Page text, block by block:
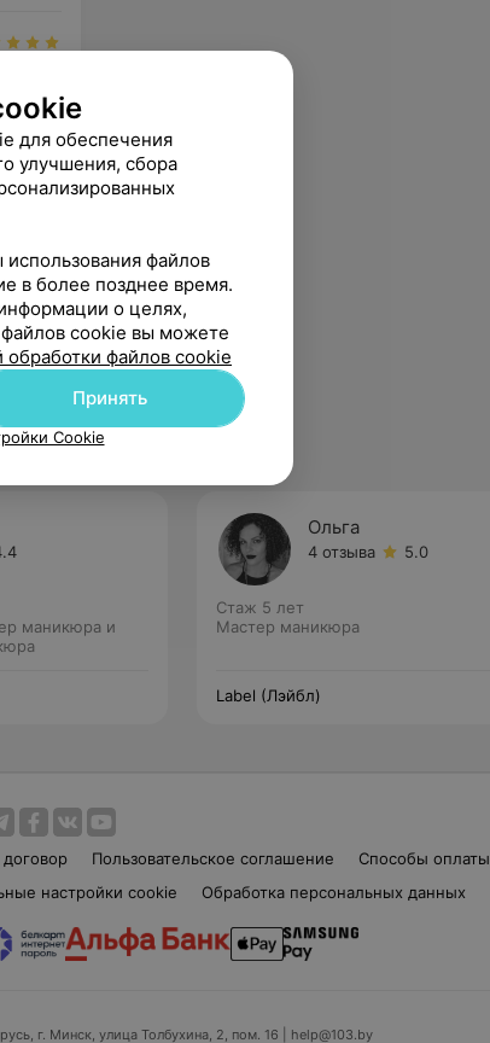
маникюра и
Ольга
4 отзыва 5.0
Стаж 5 лет
Мастер маникюра
Label (Лэйбл)
Пользовательское соглашение Способы оплаты
настройки cookie Обработка персональных данных
г. Минск, улица Толбухина, 2, пом. 16 | help@103.by
для обеспечения
улучшения, сбора
файлов
в более позднее время.
о целях,
файлов cookie вы можете
обработки файлов cookie
Принять
Cookie